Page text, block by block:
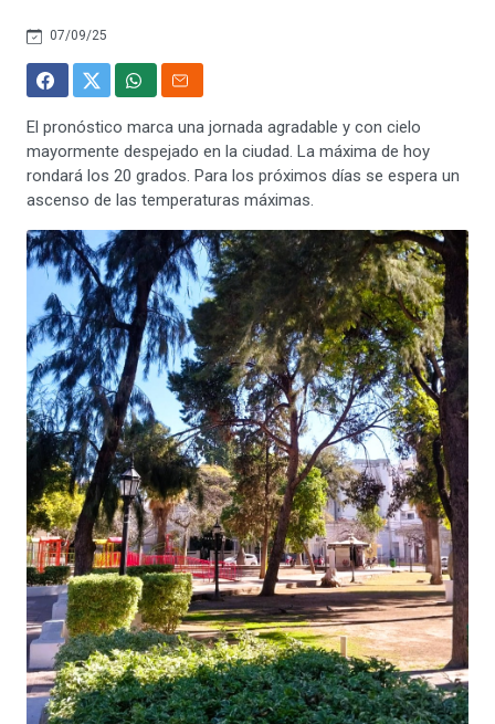
07/09/25
El pronóstico marca una jornada agradable y con cielo
mayormente despejado en la ciudad. La máxima de hoy
rondará los 20 grados. Para los próximos días se espera un
ascenso de las temperaturas máximas.